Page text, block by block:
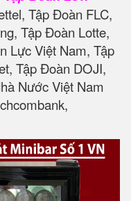
Tập Đoàn FLC,
Tập Đoàn Lotte,
Lực Việt Nam, Tập
Tập Đoàn DOJI,
Nước Việt Nam